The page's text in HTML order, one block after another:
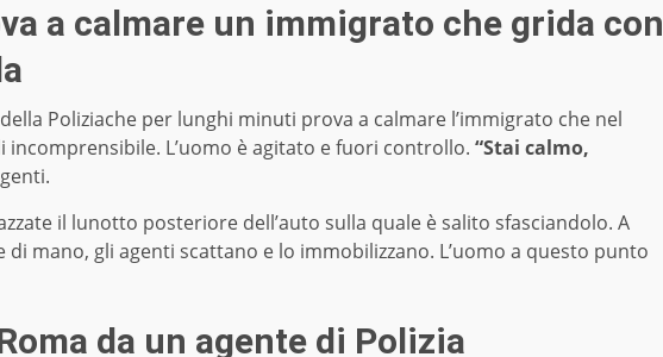
a calmare un immigrato che grida con
Poliziache per lunghi minuti prova a calmare l’immigrato che nel
L’uomo è agitato e fuori controllo. “Stai calmo,
il lunotto posteriore dell’auto sulla quale è salito sfasciandolo. A
mano, gli agenti scattano e lo immobilizzano. L’uomo a questo punto
da un agente di Polizia